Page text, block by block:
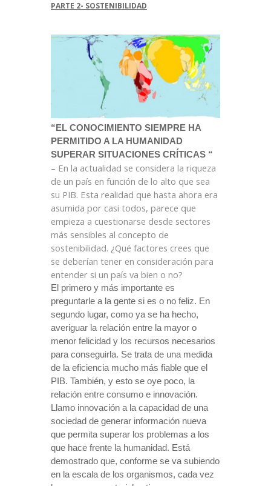
PARTE 2- SOSTENIBILIDAD
“EL CONOCIMIENTO SIEMPRE HA
PERMITIDO A LA HUMANIDAD
SUPERAR SITUACIONES CRÍTICAS “
– En la actualidad se considera la riqueza
de un país en función de lo alto que sea
su PIB. Esta realidad que hasta ahora era
asumida por casi todos, parece que
empieza a cuestionarse desde sectores
más sensibles al concepto de
sostenibilidad. ¿Qué factores crees que
se deberían tener en consideración para
entender si un país va bien o no?
El primero y más importante es
preguntarle a la gente si es o no feliz. En
segundo lugar, como ya se ha hecho,
averiguar la relación entre la mayor o
menor felicidad y los recursos necesarios
para conseguirla. Se trata de una medida
de la eficiencia mucho más fiable que el
PIB. También, y esto se oye poco, la
relación entre consumo e innovación.
Llamo innovación a la capacidad de una
sociedad de generar información nueva
que permita superar los problemas a los
que hace frente la humanidad. Está
demostrado que, conforme se va subiendo
en la escala de los organismos, cada vez